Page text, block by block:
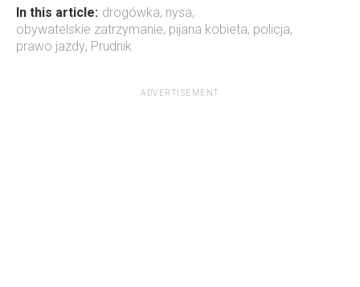
In this article: drogówka, nysa,
obywatelskie zatrzymanie, pijana kobieta, policja,
prawo jazdy, Prudnik
ADVERTISEMENT